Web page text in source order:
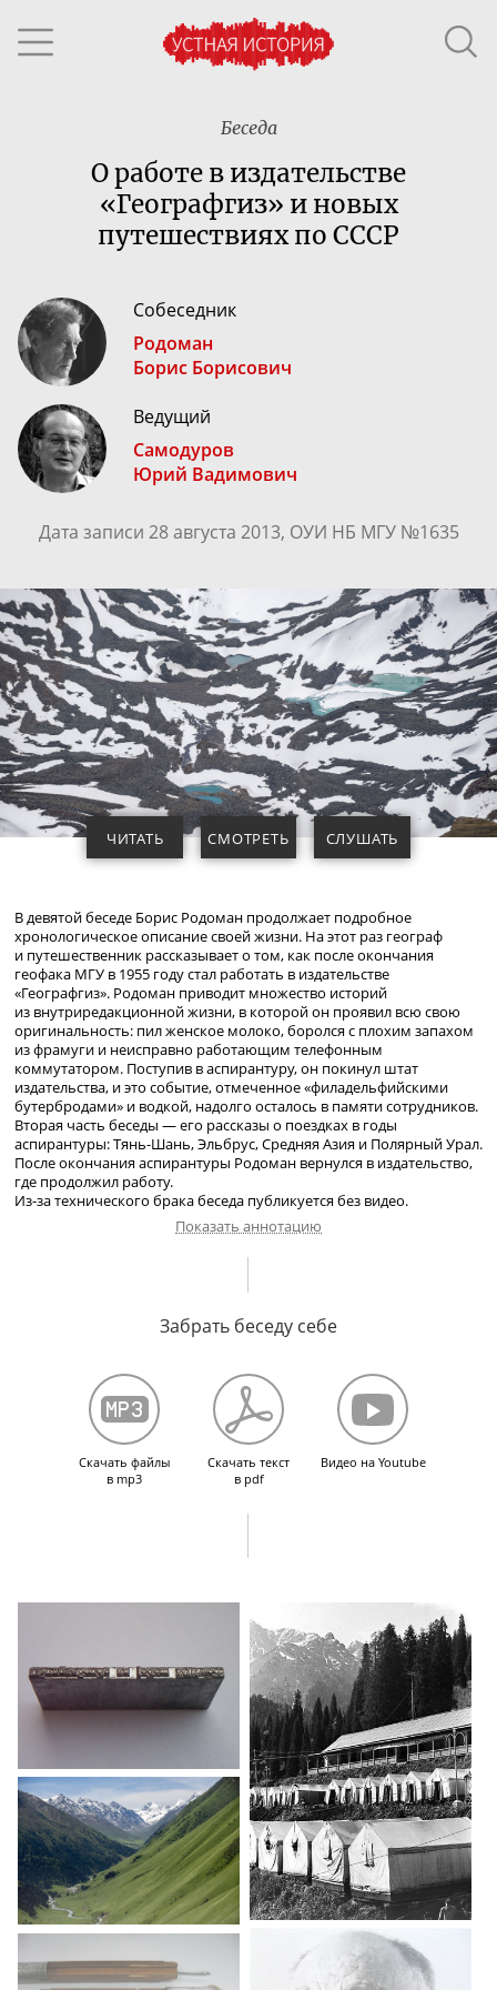
Беседа
О работе в издательстве
«Географгиз» и новых
путешествиях по СССР
Собеседник
Родоман
Борис Борисович
Ведущий
Самодуров
Юрий Вадимович
Дата записи 28 августа 2013, ОУИ НБ МГУ №1635
ЧИТАТЬ СМОТРЕТЬ СЛУШАТЬ
В девятой беседе Борис Родоман продолжает подробное
хронологическое описание своей жизни. На этот раз географ
и путешественник рассказывает о том, как после окончания
геофака МГУ в 1955 году стал работать в издательстве
«Географгиз». Родоман приводит множество историй
из внутриредакционной жизни, в которой он проявил всю свою
оригинальность: пил женское молоко, боролся с плохим запахом
из фрамуги и неисправно работающим телефонным
коммутатором. Поступив в аспирантуру, он покинул штат
издательства, и это событие, отмеченное «филадельфийскими
бутербродами» и водкой, надолго осталось в памяти сотрудников.
Вторая часть беседы — его рассказы о поездках в годы
аспирантуры:Тянь-Шань, Эльбрус, Средняя Азия и Полярный Урал.
После окончания аспирантуры Родоман вернулся в издательство,
где продолжил работу.
Из-затехнического брака беседа публикуется без видео.
и расценки за публикации. Первая публикация и первые
отредактированные книги. Развлечения с коллегами
в аспирантуру Института географии. О Д. Л. Арманде. Временное
прощание с издательством «Географгиз». Путешествия и поездки
во время аспирантуры: Павлоград, Крым,
Тянь-Шань
, первое
прохождение хребтов Алатау под флагом ВЦСПС, Самарканд,
Бухара, Ургенч, Хива, Нукус. Поездка во время отпуска
в «Географгизе» за Полярный круг и к Баренцеву морю.
Продолжение про поездки во время аспирантуры: Пярну,
экспедиция Академии наук, Эльбрус.
Показать аннотацию
Забрать беседу себе
Скачать файлы
в mp3
Скачать текст
в pdf
Видео на Youtube